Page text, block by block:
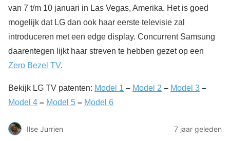
van 7 t/m 10 januari in Las Vegas, Amerika. Het is goed
mogelijk dat LG dan ook haar eerste televisie zal
introduceren met een edge display. Concurrent Samsung
daarentegen lijkt haar streven te hebben gezet op een
Zero Bezel TV.
Bekijk LG TV patenten: Model 1 – Model 2 – Model 3 –
Model 4 – Model 5 – Model 6
Ilse Jurrien
7 jaar geleden